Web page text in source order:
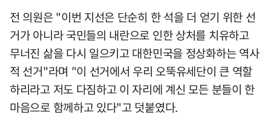
전 의원은 "이번 지선은 단순히 한 석을 더 얻기 위한 선
거가 아니라 국민들의 내란으로 인한 상처를 치유하고
무너진 삶을 다시 일으키고 대한민국을 정상화하는 역사
적 선거"라며 "이 선거에서 우리 오뚝유세단이 큰 역할
하리라고 저도 다짐하고 이 자리에 계신 모든 분들이 한
마음으로 함께하고 있다"고 덧붙였다.